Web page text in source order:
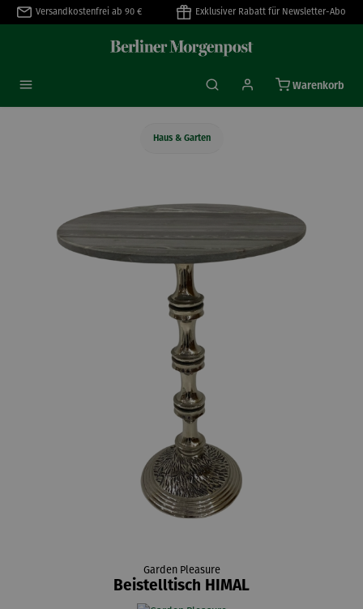
springen
Versandkostenfrei ab 90 € Exklusiver Rabatt für Newsletter-Abo
Warenkorb
Haus & Garten
Garden Pleasure
Beistelltisch HIMAL